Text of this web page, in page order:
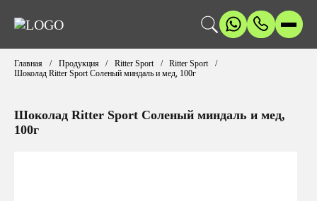
Главная Продукция Ritter Sport
Ritter Sport
Шоколад Ritter Sport Соленый миндаль и мед, 100г
Шоколад Ritter Sport Соленый миндаль и мед,
100г